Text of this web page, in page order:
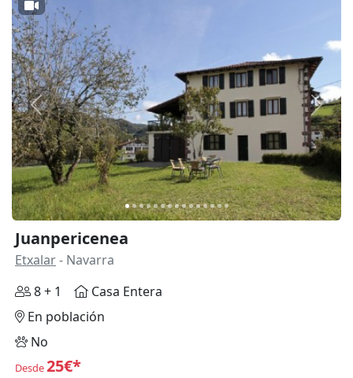
Anterior
Juanpericenea
Etxalar- Navarra
8 + 1
Casa Entera
En población
No
Desde25€*